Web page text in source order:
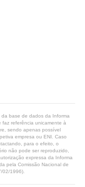
base de dados da Informa
referência unicamente à
sendo apenas possível
empresa ou ENI. Caso
para o efeito, o
não pode ser reproduzido,
expressa da Informa
pela Comissão Nacional de
02/1996).